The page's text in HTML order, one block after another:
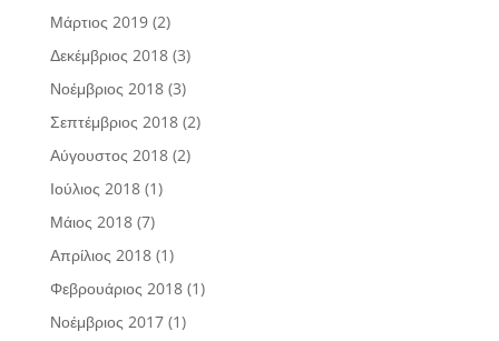
Μάρτιος 2019(2)
Δεκέμβριος 2018(3)
Νοέμβριος 2018(3)
Σεπτέμβριος 2018(2)
Αύγουστος 2018(2)
Ιούλιος 2018(1)
Μάιος 2018(7)
Απρίλιος 2018(1)
Φεβρουάριος 2018(1)
Νοέμβριος 2017(1)